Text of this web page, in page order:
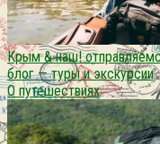
Крым & наш!
блог — туры и экскурсии
О путешествиях